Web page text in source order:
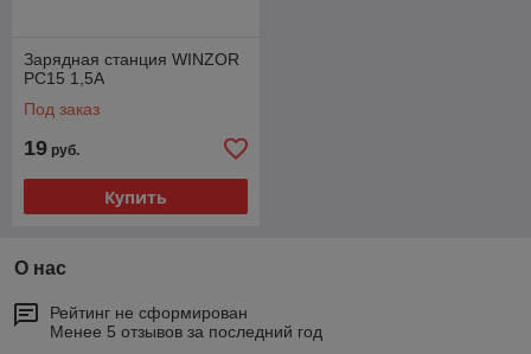
Зарядная станция WINZOR
PC15 1,5A
Под заказ
19 руб.
Купить
О нас
Рейтинг не сформирован
Менее 5 отзывов за последний год